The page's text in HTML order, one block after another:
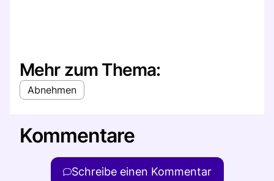
Mehr zum Thema:
Abnehmen
Kommentare
Schreibe einen Kommentar